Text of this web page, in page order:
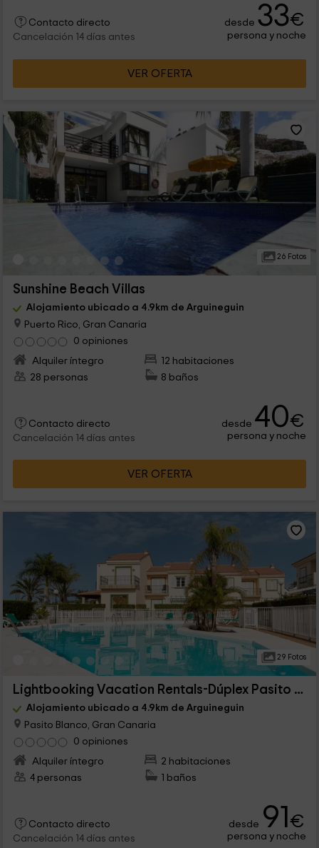
Contacto directo
Cancelación 14 días antes
desde 33€
persona y noche
VER OFERTA
26 Fotos
Sunshine Beach Villas
Alojamiento ubicado a 4.9km de Arguineguin
Puerto Rico, Gran Canaria
0 opiniones
Alquiler íntegro
12 habitaciones
28 personas
8 baños
Contacto directo
Cancelación 14 días antes
desde 40€
persona y noche
VER OFERTA
29 Fotos
Lightbooking Vacation Rentals-Dúplex Pasito Blanco
Alojamiento ubicado a 4.9km de Arguineguin
Pasito Blanco, Gran Canaria
0 opiniones
Alquiler íntegro
2 habitaciones
4 personas
1 baños
Contacto directo
Cancelación 14 días antes
desde 91€
persona y noche